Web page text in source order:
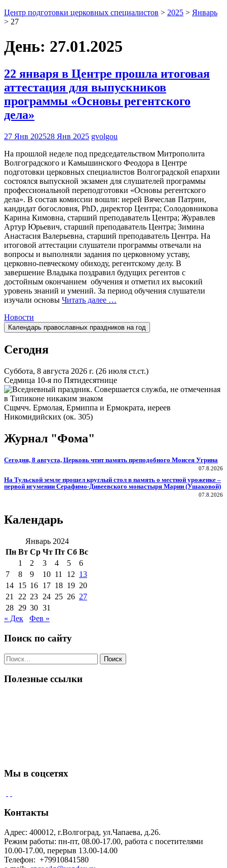
Центр подготовки церковных специалистов > 2025 > Январь
> 27
День: 27.01.2025
22 января в Центре прошла итоговая
аттестация для выпускников
программы «Основы регентского
дела»
27 Янв 202528 Янв 2025 gvolgou
На прошлой неделе под председательством Митрополита
Волгоградского и Камышинского Феодора в Центре
подготовки церковных специалистов Волгоградской епархии
состоялся выпускной экзамен для слушателей программы
профессиональной переподготовки «Основы регентского
дела». В состав комиссии вошли: иерей Вячеслав Патрин,
кандидат богословия, PhD, директор Центра; Солодовникова
Карина Кимовна, старший преподаватель Центра; Журавлев
Артур Юрьевич, старший преподаватель Центра; Зимина
Анастасия Валерьевна, старший преподаватель Центра. На
итоговой аттестации слушатели программы отвечали на
вопросы и выполняли задания по церковному уставу,
церковно-певческому обиходу, регентскому делу. В
завершение Владыка поздравил будущих регентов с
достойным окончанием обучения и отметил их высокий
уровень знаний и умений. За период обучения слушатели
изучали основы Читать далее …
Новости
Календарь православных праздников на год
Сегодня
Суббота, 8 августа 2026 г. (26 июля ст.ст.)
Седмица 10-я по Пятидесятнице
Сщмчч. Ермолая, Ермиппа и Ермократа, иереев
Никомидийских (ок. 305)
Журнал "Фома"
Сегодня, 8 августа, Церковь чтит память преподобного Моисея Угрина
07.8.2026
На Тульской земле прошел круглый стол в память о местной уроженке –
первой игумении Серафимо-Дивеевского монастыря Марии (Ушаковой)
07.8.2026
Календарь
Январь 2024
Пн Вт Ср Чт Пт Сб Вс
1
2 3 4 5
6
7
8 9 10 11 12 13
14 15 16 17 18 19 20
21
22 23 24 25 26 27
28 29 30 31
« Дек
Фев »
Поиск по сайту
Поиск
по:
Полезные ссылки
Мы в соцсетях
Контакты
Адрес: 400012, г.Волгоград, ул.Чапаева, д.26.
Режим работы: пн-пт, 08.00-17.00, работа с посетителями
10.00-17.00, перерыв 13.00-14.00
Телефон: +79910841580